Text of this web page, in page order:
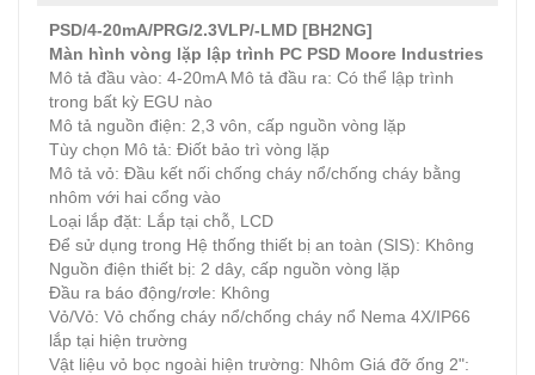
PSD/4-20mA/PRG/2.3VLP/-LMD [BH2NG]
Màn hình vòng lặp lập trình PC PSD Moore Industries
Mô tả đầu vào: 4-20mA Mô tả đầu ra: Có thể lập trình
trong bất kỳ EGU nào
Mô tả nguồn điện: 2,3 vôn, cấp nguồn vòng lặp
Tùy chọn Mô tả: Điốt bảo trì vòng lặp
Mô tả vỏ: Đầu kết nối chống cháy nổ/chống cháy bằng
nhôm với hai cổng vào
Loại lắp đặt: Lắp tại chỗ, LCD
Để sử dụng trong Hệ thống thiết bị an toàn (SIS): Không
Nguồn điện thiết bị: 2 dây, cấp nguồn vòng lặp
Đầu ra báo động/rơle: Không
Vỏ/Vỏ: Vỏ chống cháy nổ/chống cháy nổ Nema 4X/IP66
lắp tại hiện trường
Vật liệu vỏ bọc ngoài hiện trường: Nhôm Giá đỡ ống 2":